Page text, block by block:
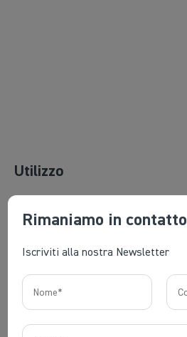
Rimaniamo in contatto
Iscriviti alla nostra Newsletter
Utilizzo
Caratteristiche
Certificazioni